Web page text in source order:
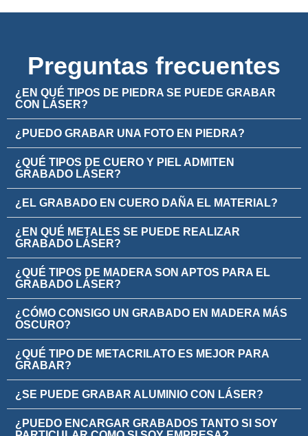
Preguntas frecuentes
¿EN QUÉ TIPOS DE PIEDRA SE PUEDE GRABAR
CON LÁSER?
¿PUEDO GRABAR UNA FOTO EN PIEDRA?
¿QUÉ TIPOS DE CUERO Y PIEL ADMITEN
GRABADO LÁSER?
¿EL GRABADO EN CUERO DAÑA EL MATERIAL?
¿EN QUÉ METALES SE PUEDE REALIZAR
GRABADO LÁSER?
¿QUÉ TIPOS DE MADERA SON APTOS PARA EL
GRABADO LÁSER?
¿CÓMO CONSIGO UN GRABADO EN MADERA MÁS
OSCURO?
¿QUÉ TIPO DE METACRILATO ES MEJOR PARA
GRABAR?
¿SE PUEDE GRABAR ALUMINIO CON LÁSER?
¿PUEDO ENCARGAR GRABADOS TANTO SI SOY